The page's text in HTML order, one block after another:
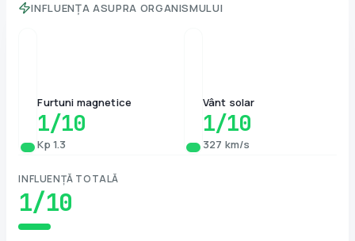
INFLUENȚA ASUPRA ORGANISMULUI
Furtuni magnetice
1/10
Kp 1.3
Vânt solar
1/10
327 km/s
INFLUENȚĂ TOTALĂ
1/10